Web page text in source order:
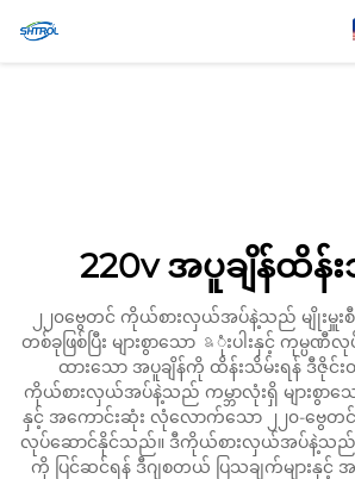
အီးမေးလ်ဖြင့် ဆက်သွယ်ပါ
220v အပူချိန်ထိန်
၂၂၀ဗွေတင် ကိုယ်စားလှယ်အပ်နဲ့သည် မျိုးမှူးစီ
တစ်ခုဖြစ်ပြီး များစွာသော ឧုံးပါးနှင့် ကုမ္ပဏီ
ထားသော အပူချိန်ကို ထိန်းသိမ်းရန် ဒီဇို
ကိုယ်စားလှယ်အပ်နဲ့သည် ကမ္ဘာလုံးရှိ များစွာသေ
နှင့် အကောင်းဆုံး လုံလောက်သော ၂၂၀-ဗွေတင် အ
လုပ်ဆောင်နိုင်သည်။ ဒီကိုယ်စားလှယ်အပ်နဲ့သည်
ကို ပြင်ဆင်ရန် ဒီဂျစတယ် ပြသချက်များနှင့်